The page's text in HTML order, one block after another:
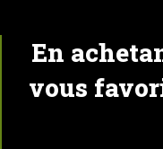
En
vous